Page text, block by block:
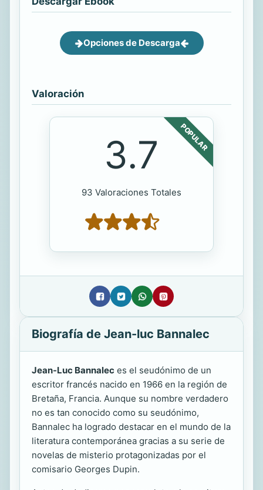
Opciones de Descarga
Valoración
POPULAR
3.7
93 Valoraciones Totales
Biografía de Jean-luc Bannalec
Jean-Luc Bannalec es el seudónimo de un
escritor francés nacido en 1966 en la región de
Bretaña, Francia. Aunque su nombre verdadero
no es tan conocido como su seudónimo,
Bannalec ha logrado destacar en el mundo de la
literatura contemporánea gracias a su serie de
novelas de misterio protagonizadas por el
comisario Georges Dupin.